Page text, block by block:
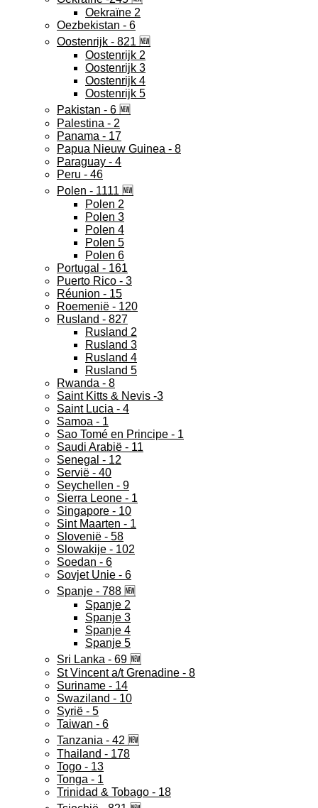
Oekraïne 2
Oezbekistan - 6
Oostenrijk - 821 🆕
Oostenrijk 2
Oostenrijk 3
Oostenrijk 4
Oostenrijk 5
Pakistan - 6 🆕
Palestina - 2
Panama - 17
Papua Nieuw Guinea - 8
Paraguay - 4
Peru - 46
Polen - 1111 🆕
Polen 2
Polen 3
Polen 4
Polen 5
Polen 6
Portugal - 161
Puerto Rico - 3
Réunion - 15
Roemenië - 120
Rusland - 827
Rusland 2
Rusland 3
Rusland 4
Rusland 5
Rwanda - 8
Saint Kitts & Nevis -3
Saint Lucia - 4
Samoa - 1
Sao Tomé en Principe - 1
Saudi Arabië - 11
Senegal - 12
Servië - 40
Seychellen - 9
Sierra Leone - 1
Singapore - 10
Sint Maarten - 1
Slovenië - 58
Slowakije - 102
Soedan - 6
Sovjet Unie - 6
Spanje - 788 🆕
Spanje 2
Spanje 3
Spanje 4
Spanje 5
Sri Lanka - 69 🆕
St Vincent a/t Grenadine - 8
Suriname - 14
Swaziland - 10
Syrië - 5
Taiwan - 6
Tanzania - 42 🆕
Thailand - 178
Togo - 13
Tonga - 1
Trinidad & Tobago - 18